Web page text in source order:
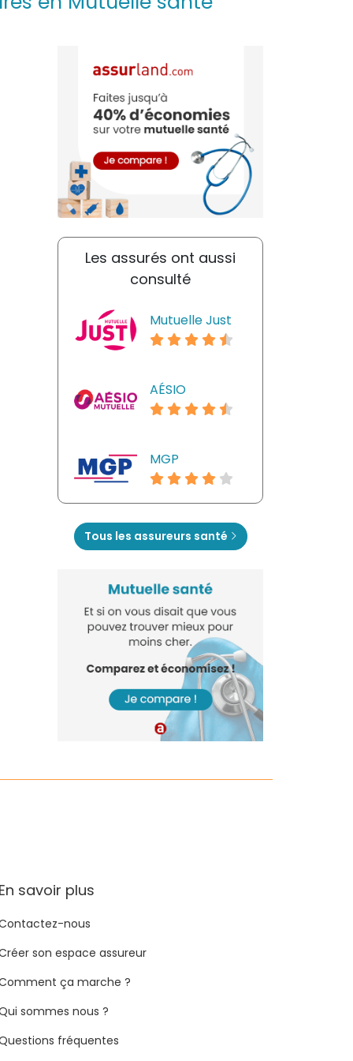
Les assurés ont aussi
consulté
Mutuelle Just
AÉSIO
MGP
Tous les assureurs santé
En savoir plus
nous
son espace assureur
ça marche ?
sommes nous ?
fréquentes